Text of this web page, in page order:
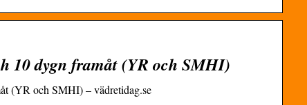
10 dygn framåt (YR och SMHI)
(YR och SMHI) – vädretidag.se